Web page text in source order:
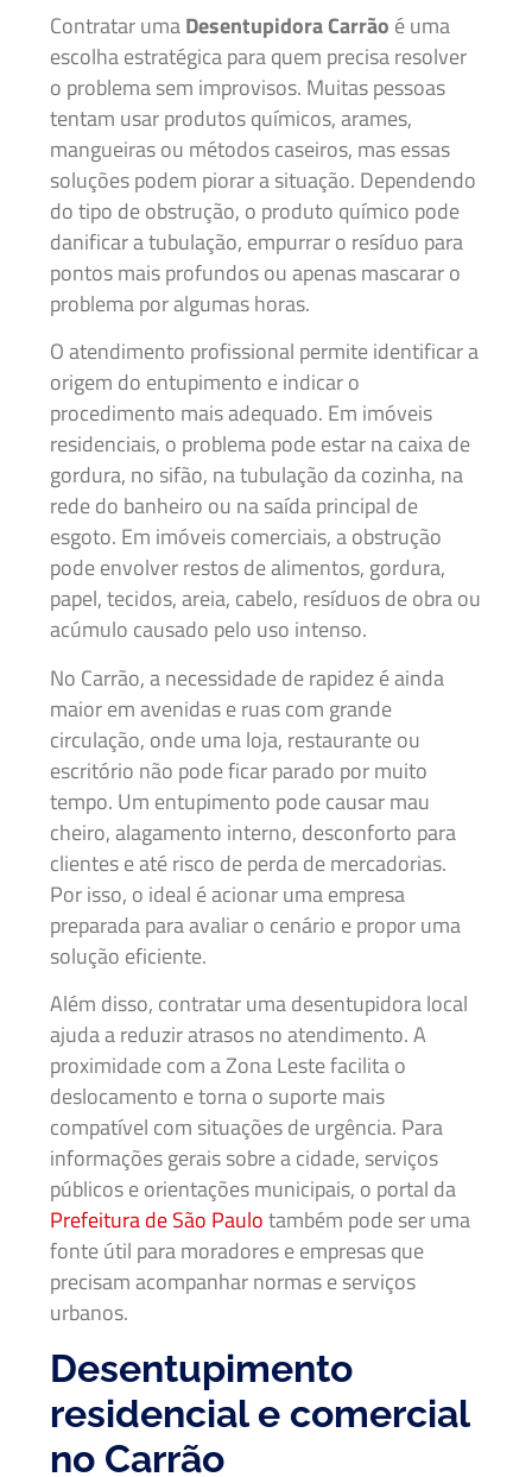
Contratar umaDesentupidora Carrão é uma
escolha estratégica para quem precisa resolver
o problema sem improvisos. Muitas pessoas
tentam usar produtos químicos, arames,
mangueiras ou métodos caseiros, mas essas
soluções podem piorar a situação. Dependendo
do tipo de obstrução, o produto químico pode
danificar a tubulação, empurrar o resíduo para
pontos mais profundos ou apenas mascarar o
problema por algumas horas.
O atendimento profissional permite identificar a
origem do entupimento e indicar o
procedimento mais adequado. Em imóveis
residenciais, o problema pode estar na caixa de
gordura, no sifão, na tubulação da cozinha, na
rede do banheiro ou na saída principal de
esgoto. Em imóveis comerciais, a obstrução
pode envolver restos de alimentos, gordura,
papel, tecidos, areia, cabelo, resíduos de obra ou
acúmulo causado pelo uso intenso.
No Carrão, a necessidade de rapidez é ainda
maior em avenidas e ruas com grande
circulação, onde uma loja, restaurante ou
escritório não pode ficar parado por muito
tempo. Um entupimento pode causar mau
cheiro, alagamento interno, desconforto para
clientes e até risco de perda de mercadorias.
Por isso, o ideal é acionar uma empresa
preparada para avaliar o cenário e propor uma
solução eficiente.
Além disso, contratar uma desentupidora local
ajuda a reduzir atrasos no atendimento. A
proximidade com a Zona Leste facilita o
deslocamento e torna o suporte mais
compatível com situações de urgência. Para
informações gerais sobre a cidade, serviços
públicos e orientações municipais, o portal da
Prefeitura de São Paulotambém pode ser uma
fonte útil para moradores e empresas que
precisam acompanhar normas e serviços
urbanos.
Desentupimento
residencial e comercial
no Carrão